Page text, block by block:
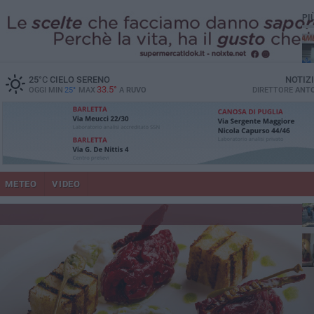
25°CCIELO SERENO
OGGI MIN 25° MAX 33.5° A RUVO DIRETTORE
METEO VIDEO